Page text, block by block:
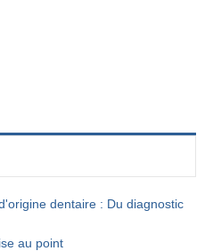
dentaire : Du diagnostic
au point